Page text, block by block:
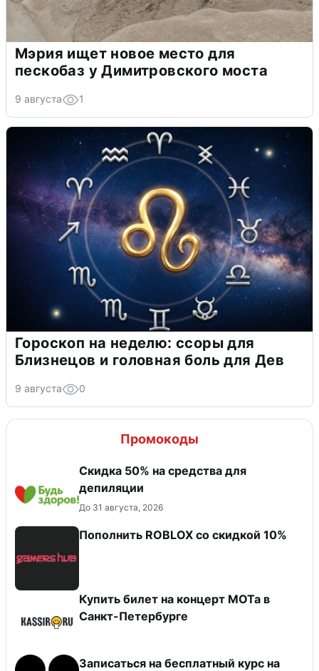
Мэрия ищет новое место для
пескобаз у Димитровского моста
9 августа 1
Гороскоп на неделю: ссоры для
Близнецов и головная боль для Дев
9 августа 0
Промокоды
Скидка 50% на средства для
депиляции
До 31 августа, 2026
Пополнить ROBLOX со скидкой 10%
Купить билет на концерт МОТа в
Санкт-Петербурге
Записаться на бесплатный курс на